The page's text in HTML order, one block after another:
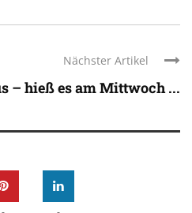
Nächster Artikel
– hieß es am Mittwoch ...